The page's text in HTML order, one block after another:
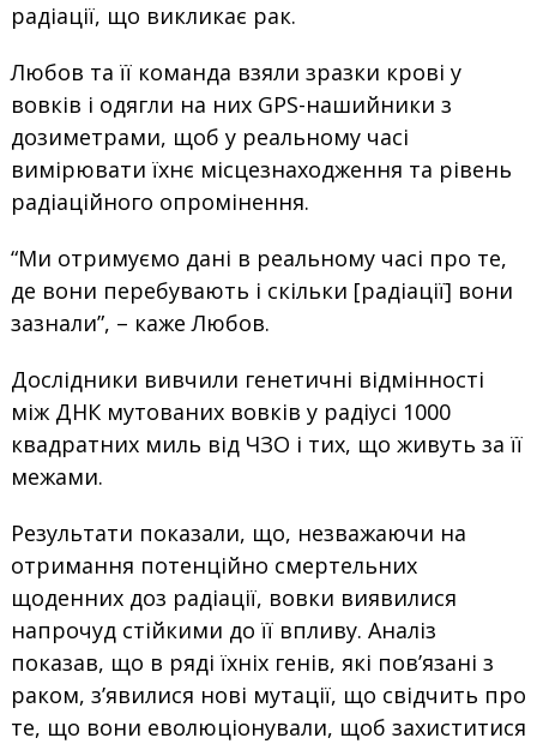
радіації, що викликає рак.
Любов та її команда взяли зразки крові у
вовків і одягли на них GPS-нашийники з
дозиметрами, щоб у реальному часі
вимірювати їхнє місцезнаходження та рівень
радіаційного опромінення.
“Ми отримуємо дані в реальному часі про те,
де вони перебувають і скільки [радіації] вони
зазнали”, – каже Любов.
Дослідники вивчили генетичні відмінності
між ДНК мутованих вовків у радіусі 1000
квадратних миль від ЧЗО і тих, що живуть за її
межами.
Результати показали, що, незважаючи на
отримання потенційно смертельних
щоденних доз радіації, вовки виявилися
напрочуд стійкими до її впливу. Аналіз
показав, що в ряді їхніх генів, які пов’язані з
раком, з’явилися нові мутації, що свідчить про
те, що вони еволюціонували, щоб захиститися